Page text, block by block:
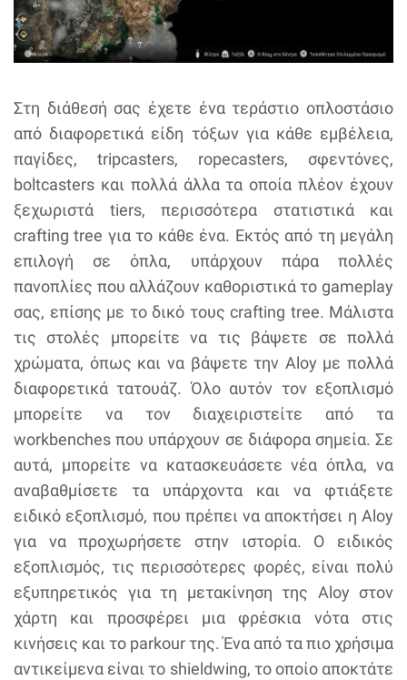
Στη διάθεσή σας έχετε ένα τεράστιο οπλοστάσιο
από διαφορετικά είδη τόξων για κάθε εμβέλεια,
παγίδες, tripcasters, ropecasters, σφεντόνες,
boltcasters και πολλά άλλα τα οποία πλέον έχουν
ξεχωριστά tiers, περισσότερα στατιστικά και
crafting tree για το κάθε ένα. Εκτός από τη μεγάλη
επιλογή σε όπλα, υπάρχουν πάρα πολλές
πανοπλίες που αλλάζουν καθοριστικά το gameplay
σας, επίσης με το δικό τους crafting tree. Μάλιστα
τις στολές μπορείτε να τις βάψετε σε πολλά
χρώματα, όπως και να βάψετε την Aloy με πολλά
διαφορετικά τατουάζ. Όλο αυτόν τον εξοπλισμό
μπορείτε να τον διαχειριστείτε από τα
workbenches που υπάρχουν σε διάφορα σημεία. Σε
αυτά, μπορείτε να κατασκευάσετε νέα όπλα, να
αναβαθμίσετε τα υπάρχοντα και να φτιάξετε
ειδικό εξοπλισμό, που πρέπει να αποκτήσει η Aloy
για να προχωρήσετε στην ιστορία. Ο ειδικός
εξοπλισμός, τις περισσότερες φορές, είναι πολύ
εξυπηρετικός για τη μετακίνηση της Aloy στον
χάρτη και προσφέρει μια φρέσκια νότα στις
κινήσεις και το parkour της. Ένα από τα πιο χρήσιμα
αντικείμενα είναι το shieldwing, το οποίο αποκτάτε